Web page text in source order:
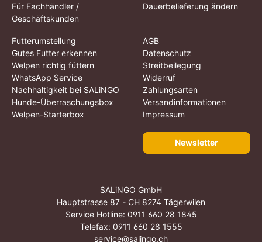
Für Fachhändler /
Geschäftskunden
Dauerbelieferung ändern
Futterumstellung
Gutes Futter erkennen
Welpen richtig füttern
WhatsApp Service
Nachhaltigkeit bei SALiNGO
Hunde-Überraschungsbox
Welpen-Starterbox
AGB
Datenschutz
Streitbeilegung
Widerruf
Zahlungsarten
Versandinformationen
Impressum
Newsletter
SALiNGO GmbH
Hauptstrasse 87 - CH 8274 Tägerwilen
Service Hotline: 0911 660 28 1845
Telefax: 0911 660 28 1555
service@salingo.ch